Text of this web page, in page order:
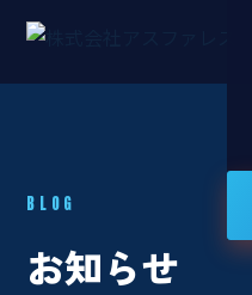
BLOG
お知らせ